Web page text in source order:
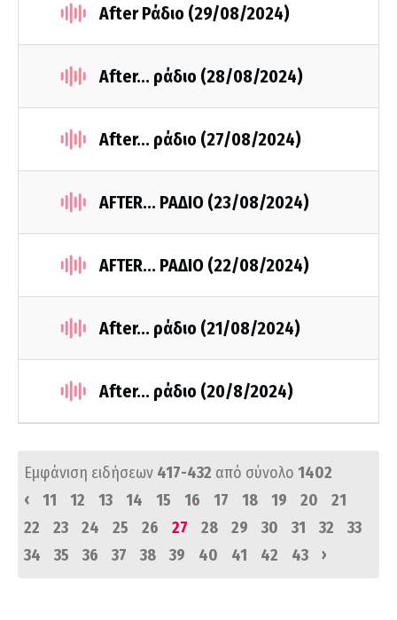
After Ράδιο (29/08/2024)
After... ράδιο (28/08/2024)
After... ράδιο (27/08/2024)
AFTER... ΡΑΔΙΟ (23/08/2024)
AFTER... ΡΑΔΙΟ (22/08/2024)
After... ράδιο (21/08/2024)
After... ράδιο (20/8/2024)
Εμφάνιση ειδήσεων 417-432 από σύνολο 1402
‹
11 12 13 14 15 16 17 18 19 20
21
22
23 24 25 26 27 28 29 30 31 32
33
34
35 36 37 38 39 40 41 42 43 ›